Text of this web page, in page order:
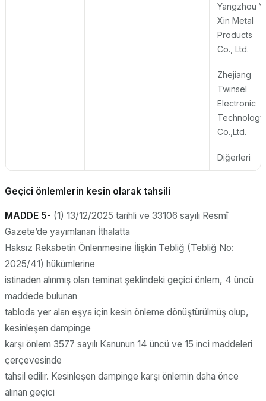
Yangzhou
Xin Metal
Products
Co., Ltd.
Zhejiang
Twinsel
Electronic
Technology
Co.,Ltd.
Diğerleri
Geçici önlemlerin kesin olarak tahsili
MADDE 5- (1) 13/12/2025 tarihli ve 33106 sayılı Resmî
Gazete’de yayımlanan İthalatta
Haksız Rekabetin Önlenmesine İlişkin Tebliğ (Tebliğ No:
2025/41) hükümlerine
istinaden alınmış olan teminat şeklindeki geçici önlem, 4 üncü
maddede bulunan
tabloda yer alan eşya için kesin önleme dönüştürülmüş olup,
kesinleşen dampinge
karşı önlem 3577 sayılı Kanunun 14 üncü ve 15 inci maddeleri
çerçevesinde
tahsil edilir. Kesinleşen dampinge karşı önlemin daha önce
alınan geçici